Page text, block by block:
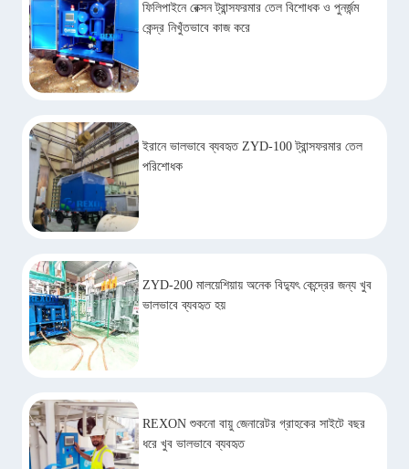
ফিলিপাইনে রেক্সন ট্রান্সফরমার তেল বিশোধক ও পুনর্জন্ম
কেন্দ্র নিখুঁতভাবে কাজ করে
ইরানে ভালভাবে ব্যবহৃত ZYD-100 ট্রান্সফরমার তেল
পরিশোধক
ZYD-200 মালয়েশিয়ায় অনেক বিদ্যুৎ কেন্দ্রের জন্য খুব
ভালভাবে ব্যবহৃত হয়
REXON শুকনো বায়ু জেনারেটর গ্রাহকের সাইটে বছর
ধরে খুব ভালভাবে ব্যবহৃত